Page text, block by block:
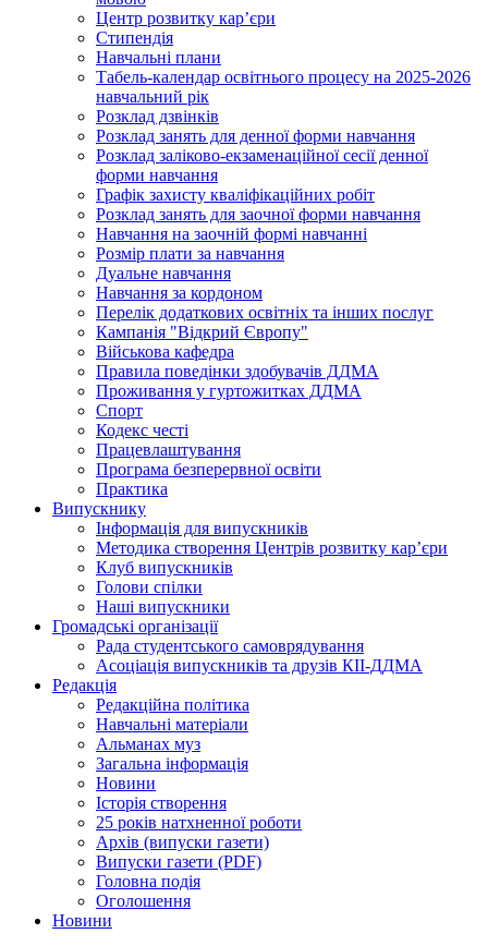
Центр розвитку кар’єри
Стипендія
Навчальні плани
Табель-календар освітнього процесу на 2025-2026
навчальний рік
Розклад дзвінків
Розклад занять для денної форми навчання
Розклад заліково-екзаменаційної сесії денної
форми навчання
Графік захисту кваліфікаційних робіт
Розклад занять для заочної форми навчання
Навчання на заочній формі навчанні
Розмір плати за навчання
Дуальне навчання
Навчання за кордоном
Перелік додаткових освітніх та інших послуг
Кампанія "Відкрий Європу"
Військова кафедра
Правила поведінки здобувачів ДДМА
Проживання у гуртожитках ДДМА
Спорт
Кодекс честі
Працевлаштування
Програма безперервної освіти
Практика
Випускнику
Інформація для випускників
Методика створення Центрів розвитку кар’єри
Клуб випускників
Голови спілки
Наші випускники
Громадські організації
Рада студентського самоврядування
Асоціація випускників та друзів КІІ-ДДМА
Редакція
Редакційна політика
Навчальні матеріали
Альманах муз
Загальна інформація
Новини
Історія створення
25 років натхненної роботи
Архів (випуски газети)
Випуски газети (PDF)
Головна подія
Оголошення
Новини